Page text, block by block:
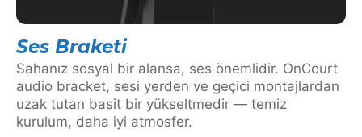
Ses Braketi
Sahanız sosyal bir alansa, ses önemlidir. OnCourt
audio bracket, sesi yerden ve geçici montajlardan
uzak tutan basit bir yükseltmedir — temiz
kurulum, daha iyi atmosfer.